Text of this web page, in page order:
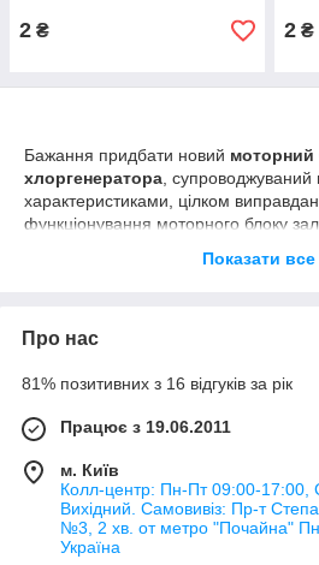
2 ₴ 2 ₴
Бажання придбати новий моторний
хлоргенератора ,
характеристиками, цілком
функціонування моторного блоку
в басейнах. Всі ці пристрої
стає каламутною, зеленої,
воду небезпечно, тому всі, хто
купують всі необхідні пристрої до
Моторний блок для
характеристики
У нашому інтернет-магазині можна
орієнтовані на різні
Показати все
Про нас
81% позитивних з 16 відгуків за рік
Працює з 19.06.2011
м. Київ
Колл-центр: Пн-Пт 09:00-17:00,
Вихідний. Самовивіз: Пр-т
№3, 2 хв. от метро "Почайна"
Україна